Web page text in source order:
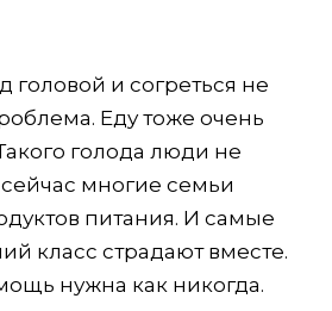
и согреться не
Еду тоже очень
голода люди не
многие семьи
питания. И самые
класс страдают вместе.
нужна как никогда.